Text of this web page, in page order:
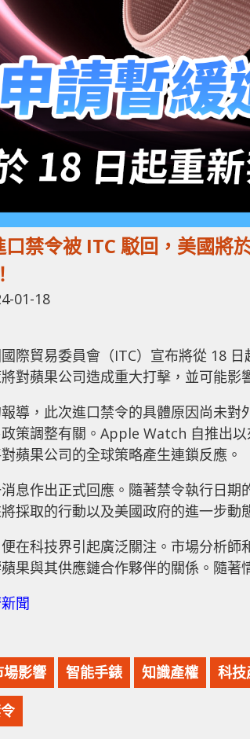
禁令被 ITC 駁回，美國將
01-18
際貿易委員會（ITC）宣布將從 18
對蘋果公司造成重大打擊，並可能影
導，此次進口禁令的具體原因尚未
策調整有關。Apple Watch 自推出
蘋果公司的全球策略產生連鎖反應。
息作出正式回應。隨著禁令執行日
採取的行動以及美國政府的進一步動
在科技界引起廣泛關注。市場分析師
果與其供應鏈合作夥伴的關係。隨著
聞
場影響 智能手錶 知識產權 科技